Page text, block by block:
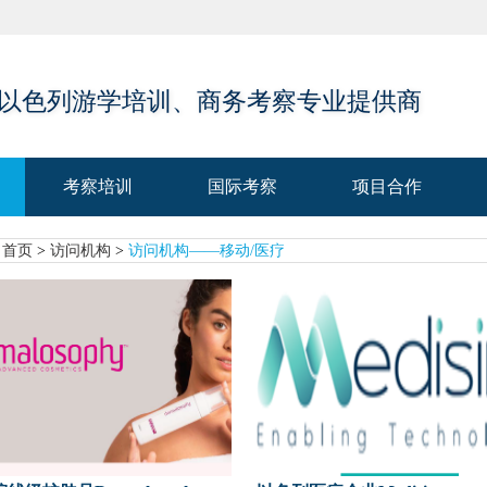
列游学培训、商务考察专业提供商
考察培训
考察培训
国际考察
国际考察
项目合作
项目合作
首页 > 访问机构 > 访问机构——移动/医疗